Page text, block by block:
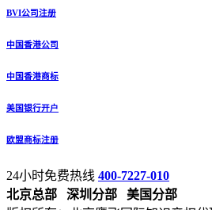
BVI公司注册
中国香港公司
中国香港商标
美国银行开户
欧盟商标注册
24小时免费热线 400-7227-010
北京总部 深圳分部 美国分部